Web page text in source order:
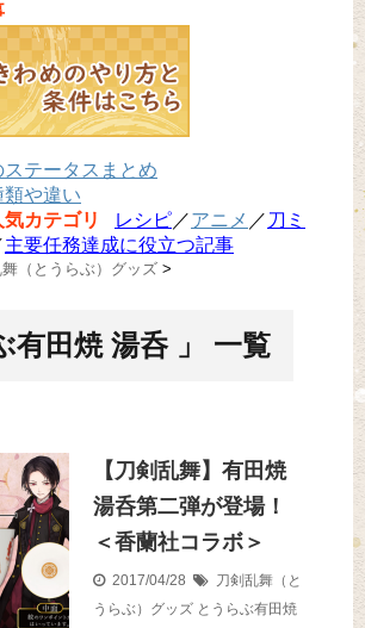
テータスまとめ
や違い
カテゴリ
レシピ／アニメ ／ 刀ミ
主要任務達成に役立つ記事
（とうらぶ）グッズ >
有田焼 湯呑 」 一覧
【刀剣乱舞】有田焼
湯呑第二弾が登場！
＜香蘭社コラボ＞
2017/04/28
刀剣乱舞（と
うらぶ）グッズ とうらぶ有田焼